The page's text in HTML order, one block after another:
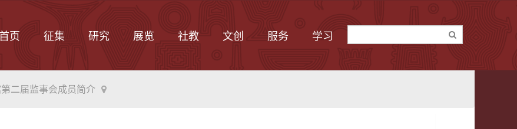
首页 征集 研究 展览 社教 文创 服务 学习
二届监事会成员简介